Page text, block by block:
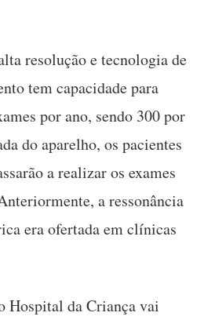
resolução e tecnologia de
tem capacidade para
por ano, sendo 300 por
do aparelho, os pacientes
a realizar os exames
a ressonância
era ofertada em clínicas
Hospital da Criança vai